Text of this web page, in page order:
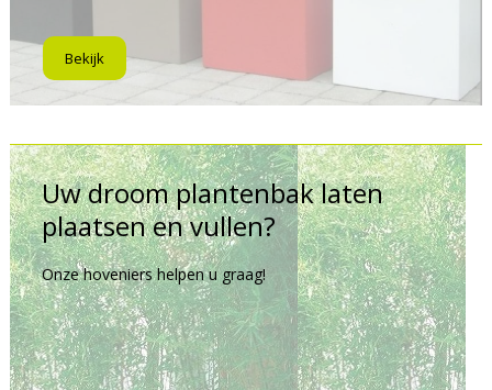
Bekijk
Uw droom plantenbak laten
plaatsen en vullen?
Onze hoveniers helpen u graag!